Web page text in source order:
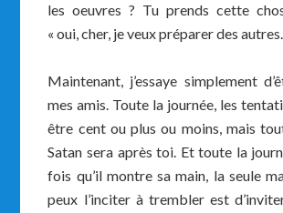
les oeuvres ? Tu prends cette
« oui, cher, je veux préparer des
Maintenant, j’essaye simplement
mes amis. Toute la journée, les
être cent ou plus ou moins, mais
Satan sera après toi. Et toute la
fois qu’il montre sa main, la seule
peux l’inciter à trembler est